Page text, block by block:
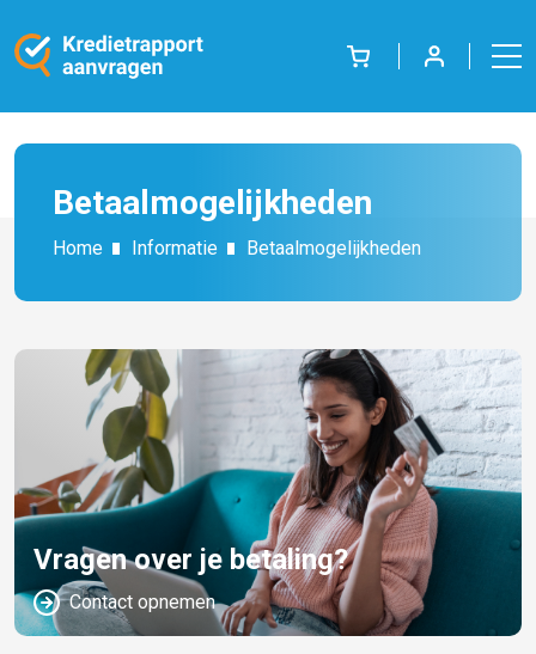
Betaalmogelijkheden
Home Informatie Betaalmogelijkheden
Vragen over je betaling?
Contact opnemen